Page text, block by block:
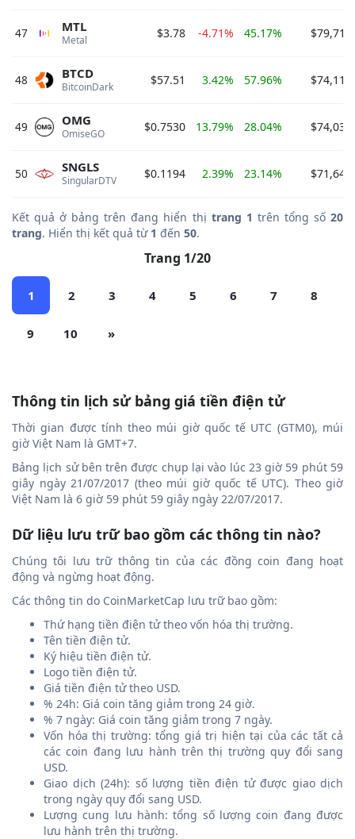
47 Metal
MTL $3.78 -4.71% 45.17%
48 BitcoinDark
BTCD $57.51 3.42% 57.96%
49 OmiseGO
OMG $0.7530 13.79% 28.04%
50 SingularDTV
SNGLS $0.1194 2.39% 23.14%
Kết quả ở bảng trên đang hiển thị trang 1 trên tổng số20
trang. Hiển thị kết quả từ 1 đến 50.
Trang 1/20
1 2 3 4 5 6 7 8
9 10 »
Thông tin lịch sử bảng giá tiền điện tử
Thời gian được tính theo múi giờ quốc tế UTC (GTM0), múi
giờ Việt Nam là GMT+7.
Bảng lịch sử bên trên được chụp lại vào lúc 23 giờ 59 phút 59
giây ngày 21/07/2017 (theo múi giờ quốc tế UTC). Theo giờ
Việt Nam là 6 giờ 59 phút 59 giây ngày 22/07/2017.
Dữ liệu lưu trữ bao gồm các thông tin nào?
Chúng tôi lưu trữ thông tin của các đồng coin đang hoạt
động và ngừng hoạt động.
Các thông tin do CoinMarketCap lưu trữ bao gồm:
Thứ hạng tiền điện tử theo vốn hóa thị trường.
Tên tiền điện tử.
Ký hiệu tiền điện tử.
Logo tiền điện tử.
Giá tiền điện tử theo USD.
% 24h: Giá coin tăng giảm trong 24 giờ.
% 7 ngày: Giá coin tăng giảm trong 7 ngày.
Vốn hóa thị trường: tổng giá trị hiện tại của các tất cả
các coin đang lưu hành trên thị trường quy đổi sang
USD.
Giao dịch (24h): số lượng tiền điện tử được giao dịch
trong ngày quy đổi sang USD.
Lượng cung lưu hành: tổng số lượng coin đang được
lưu hành trên thị trường.